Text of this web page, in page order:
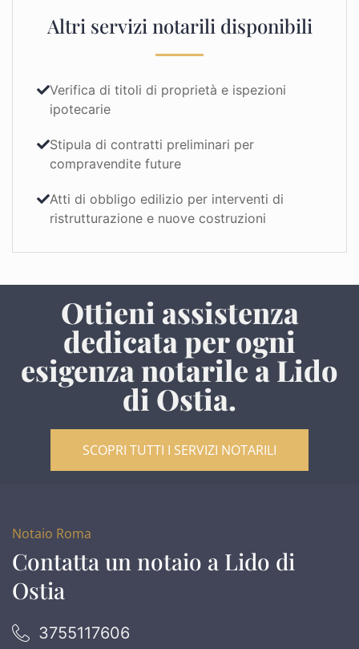
Altri servizi notarili disponibili
Verifica di titoli di proprietà e ispezioni
ipotecarie
Stipula di contratti preliminari per
compravendite future
Atti di obbligo edilizio per interventi di
ristrutturazione e nuove costruzioni
Ottieni assistenza
dedicata per ogni
esigenza notarile a Lido
di Ostia.
SCOPRI TUTTI I SERVIZI NOTARILI
Notaio Roma
Contatta un notaio a Lido di
Ostia
3755117606